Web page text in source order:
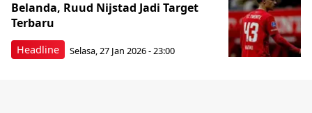
Headline
Belanda, Ruud Nijstad Jadi Target
Terbaru
Selasa, 27 Jan 2026 - 23:00